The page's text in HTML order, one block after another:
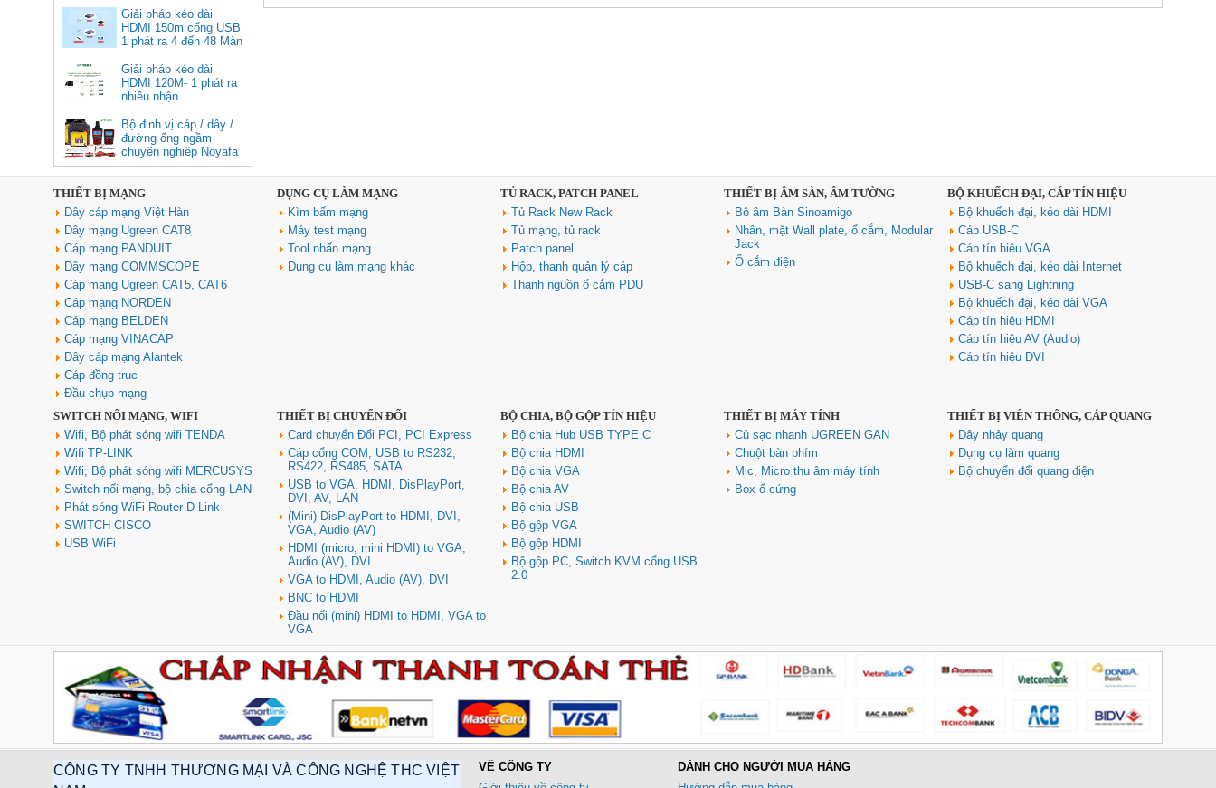
cao cấp
Giá: 350,000 VNĐ
Cáp âm thanh 2x1.5 chống
nhiễu chống cháy ALANTEK
301-FRS015-E01P-3SG5 cao cấp
Giá: Liên hệ
Hub USB Type C Groovy Robot
Uno 6 in 1 ra USB-C, USB-A 3.2,
HDMI 4K@60Hz, Sạc PD 100W
Ugreen 35998
Giá: 650,000 VNĐ
Hub USB Type-C 6 in 1 HDMI
4K@60Hz, Hub USB 3.0, Lan,
PD 100W Ugreen 45000 cao cấp
Giá: 650,000 VNĐ
Giải pháp kéo dài
HDMI 150m cổng USB
1 phát ra 4 đến 48 Màn
Giải pháp kéo dài
HDMI 120M- 1 phát ra
nhiều nhận
Bộ định vị cáp / dây /
đường ống ngầm
chuyên nghiệp Noyafa
NF-826
THIẾT BỊ MẠNG
Dây cáp mạng Việt Hàn
Dây mạng Ugreen CAT8
Cáp mạng PANDUIT
Dây mạng COMMSCOPE
Cáp mạng Ugreen CAT5, CAT6
Cáp mạng NORDEN
Cáp mạng BELDEN
Cáp mạng VINACAP
Dây cáp mạng Alantek
Cáp đồng trục
Đầu chụp mạng
DỤNG CỤ LÀM MẠNG
Kìm bấm mạng
Máy test mạng
Tool nhấn mạng
Dụng cụ làm mạng khác
TỦ RACK, PATCH PANEL
Tủ Rack New Rack
Tủ mạng, tủ rack
Patch panel
Hộp, thanh quản lý cáp
Thanh nguồn ổ cắm PDU
THIẾT BỊ ÂM SÀN, ÂM TƯỜNG
Bộ âm Bàn Sinoamigo
Nhân, mặt Wall plate, ổ cắm, Modular
Jack
Ổ cắm điện
BỘ KHUẾCH ĐẠI, CÁP TÍN HIỆU
Bộ khuếch đại, kéo dài HDMI
Cáp USB-C
Cáp tín hiệu VGA
Bộ khuếch đại, kéo dài Internet
USB-C sang Lightning
Bộ khuếch đại, kéo dài VGA
Cáp tín hiệu HDMI
Cáp tín hiệu AV (Audio)
Cáp tín hiệu DVI
SWITCH NỐI MẠNG, WIFI
Wifi, Bộ phát sóng wifi TENDA
Wifi TP-LINK
Wifi, Bộ phát sóng wifi MERCUSYS
Switch nối mạng, bộ chia cổng LAN
Phát sóng WiFi Router D-Link
SWITCH CISCO
USB WiFi
THIẾT BỊ CHUYỂN ĐỔI
Card chuyển Đổi PCI, PCI Express
Cáp cổng COM, USB to RS232,
RS422, RS485, SATA
USB to VGA, HDMI, DisPlayPort,
DVI, AV, LAN
(Mini) DisPlayPort to HDMI, DVI,
VGA, Audio (AV)
HDMI (micro, mini HDMI) to VGA,
Audio (AV), DVI
VGA to HDMI, Audio (AV), DVI
BNC to HDMI
Đầu nối (mini) HDMI to HDMI, VGA to
VGA
BỘ CHIA, BỘ GỘP TÍN HIỆU
Bộ chia Hub USB TYPE C
Bộ chia HDMI
Bộ chia VGA
Bộ chia AV
Bộ chia USB
Bộ gộp VGA
Bộ gộp HDMI
Bộ gộp PC, Switch KVM cổng USB
2.0
THIẾT BỊ MÁY TÍNH
Củ sạc nhanh UGREEN GAN
Chuột bàn phím
Mic, Micro thu âm máy tính
Box ổ cứng
THIẾT BỊ VIỄN THÔNG, CÁP QUANG
Dây nhảy quang
Dụng cụ làm quang
Bộ chuyển đổi quang điện
CÔNG TY TNHH THƯƠNG MẠI VÀ CÔNG NGHỆ THC VIỆT
VỀ CÔNG TY
DÀNH CHO NGƯỜI MUA HÀNG